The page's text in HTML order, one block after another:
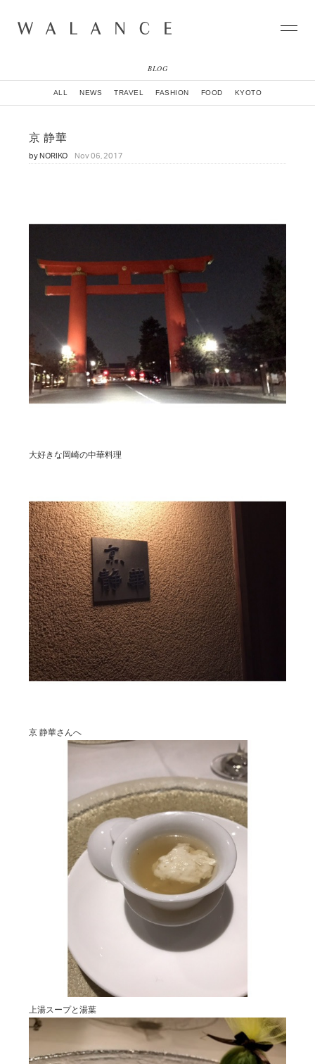
COLLECTION
CITY
NEIGHBORHOOD
NEWS
ONLINE SHOP
BRAND OFFICIAL INSTAGRAM
DIRECTOR’S INSTAGRAM
BLOG
ALL NEWS TRAVEL FASHION FOOD KYOTO
京 静華
byNORIKO Nov 06, 2017
大好きな岡崎の中華料理
京 静華さんへ
上湯スープと湯葉